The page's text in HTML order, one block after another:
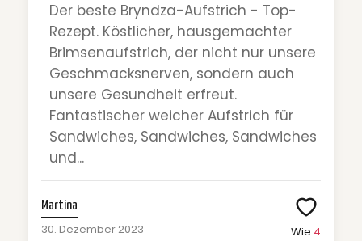
Der beste Bryndza-Aufstrich - Top-
Rezept. Köstlicher, hausgemachter
Brimsenaufstrich, der nicht nur unsere
Geschmacksnerven, sondern auch
unsere Gesundheit erfreut.
Fantastischer weicher Aufstrich für
Sandwiches, Sandwiches, Sandwiches
und...
Martina
30. Dezember 2023 Wie 4